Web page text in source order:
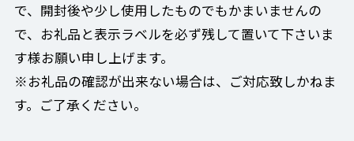
で、開封後や少し使用したものでもかまいませんの
で、お礼品と表示ラベルを必ず残して置いて下さいま
す様お願い申し上げます。
※お礼品の確認が出来ない場合は、ご対応致しかねま
す。ご了承ください。